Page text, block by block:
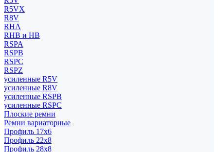
R5VX
R8V
RHA
RHB и HB
RSPA
RSPB
RSPC
RSPZ
усиленные R5V
усиленные R8V
усиленные RSPB
усиленные RSPC
Плоские ремни
Ремни вариаторные
Профиль 17x6
Профиль 22x8
Профиль 28x8